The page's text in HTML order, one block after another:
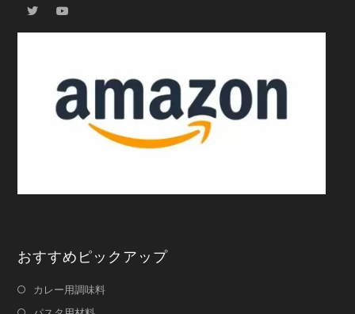
おすすめピックアップ
カレー用調味料